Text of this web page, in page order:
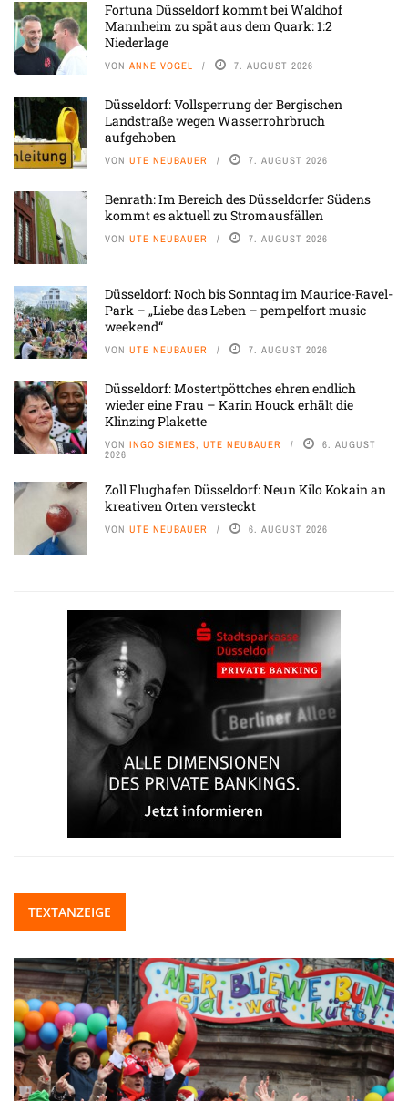
Fortuna Düsseldorf kommt bei Waldhof
Mannheim zu spät aus dem Quark: 1:2
Niederlage
VON ANNE VOGEL 7. AUGUST 2026
Düsseldorf: Vollsperrung der Bergischen
Landstraße wegen Wasserrohrbruch
aufgehoben
VON UTE NEUBAUER 7. AUGUST 2026
Benrath: Im Bereich des Düsseldorfer Südens
kommt es aktuell zu Stromausfällen
VON UTE NEUBAUER 7. AUGUST 2026
Düsseldorf: Noch bis Sonntag im Maurice-Ravel-
Park – „Liebe das Leben – pempelfort music
weekend“
VON UTE NEUBAUER 7. AUGUST 2026
Düsseldorf: Mostertpöttches ehren endlich
wieder eine Frau – Karin Houck erhält die
Klinzing Plakette
VON INGO SIEMES, UTE NEUBAUER 6. AUGUST
2026
Zoll Flughafen Düsseldorf: Neun Kilo Kokain an
kreativen Orten versteckt
VON UTE NEUBAUER 6. AUGUST 2026
TEXTANZEIGE